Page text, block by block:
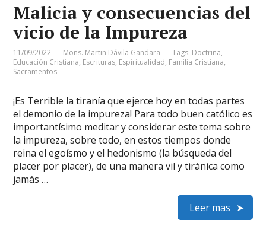
Malicia y consecuencias del
vicio de la Impureza
11/09/2022 Mons. Martin Dávila Gandara Tags: Doctrina,
Educación Cristiana, Escrituras, Espiritualidad, Familia Cristiana,
Sacramentos
¡Es Terrible la tiranía que ejerce hoy en todas partes
el demonio de la impureza! Para todo buen católico es
importantísimo meditar y considerar este tema sobre
la impureza, sobre todo, en estos tiempos donde
reina el egoísmo y el hedonismo (la búsqueda del
placer por placer), de una manera vil y tiránica como
jamás …
Leer mas